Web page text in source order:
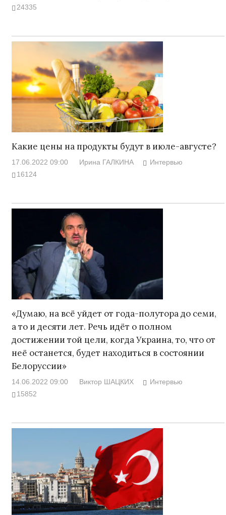
24335
Какие цены на продукты будут в июле-августе?
17.06.2022 09:00 Ирина ГАЛКИНА
Интервью
16124
«Думаю, на всё уйдет от года-полутора до семи,
а то и десяти лет. Речь идёт о полном
достижении той цели, когда Украина, то, что от
неё останется, будет находиться в состоянии
Белоруссии»
14.06.2022 09:00 Виктор ШАЦКИХ
Интервью
15852